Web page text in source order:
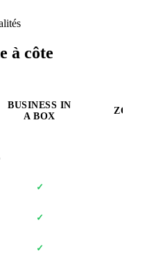
à côte
BUSINESS IN
A BOX
ZOOM
✓
✓
✓